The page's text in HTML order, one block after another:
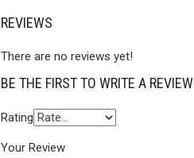
REVIEWS
There are no reviews yet!
BE THE FIRST TO WRITE A REVIEW
Rating
Your Review